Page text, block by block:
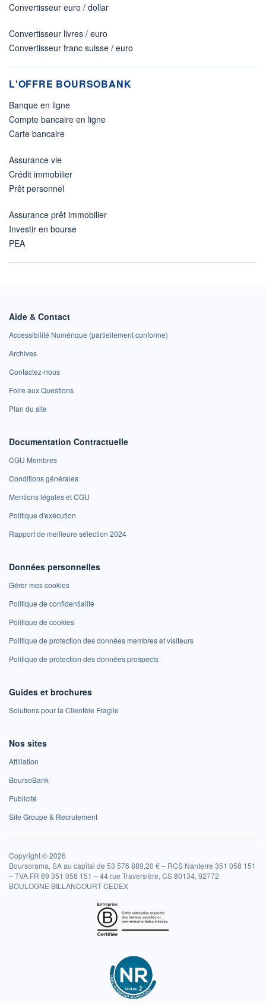
Convertisseur euro / dollar
Convertisseur livres / euro
Convertisseur franc suisse / euro
L'OFFRE BOURSOBANK
Banque en ligne
Compte bancaire en ligne
Carte bancaire
Assurance vie
Crédit immobilier
Prêt personnel
Assurance prêt immobilier
Investir en bourse
PEA
Aide & Contact
Accessibilité Numérique (partiellement conforme)
Archives
Contactez-nous
Foire aux Questions
Plan du site
Documentation Contractuelle
CGU Membres
Conditions générales
Mentions légales et CGU
Politique d'exécution
Rapport de meilleure sélection 2024
Données personnelles
Gérer mes cookies
Politique de confidentialité
Politique de cookies
Politique de protection des données membres et visiteurs
Politique de protection des données prospects
Guides et brochures
Solutions pour la Clientèle Fragile
Nos sites
Affiliation
BoursoBank
Publicité
Site Groupe & Recrutement
Copyright © 2026
Boursorama, SA au capital de 53 576 889,20 € – RCS Nanterre 351 058 151
– TVA FR 69 351 058 151 – 44 rue Traversière, CS 80134, 92772
BOULOGNE BILLANCOURT CEDEX